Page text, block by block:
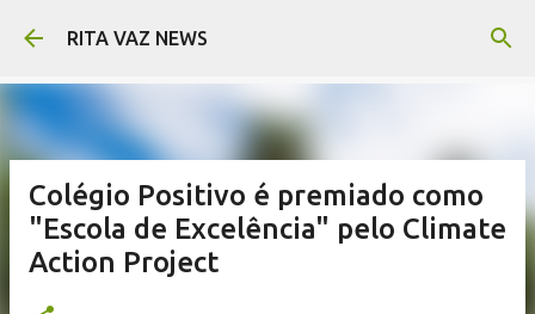
Pular para o conteúdo principal
RITA VAZ NEWS
Colégio Positivo é premiado como
"Escola de Excelência" pelo Climate
Action Project